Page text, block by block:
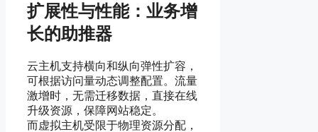
扩展性与性能：业务增
长的助推器
云主机支持横向和纵向弹性扩容，
可根据访问量动态调整配置。流量
激增时，无需迁移数据，直接在线
升级资源，保障网站稳定。
而虚拟主机受限于物理资源分配，